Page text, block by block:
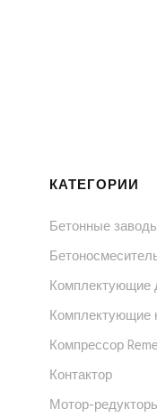
КАТЕГОРИИ
Бетонные
Комплектующие
Комплектующие
Компрессор
Контактор
Мотор-